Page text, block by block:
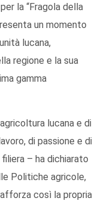
la “Fragola della
un momento
lucana,
regione e la sua
gamma
lucana e di
di passione e di
– ha dichiarato
Politiche agricole,
così la propria